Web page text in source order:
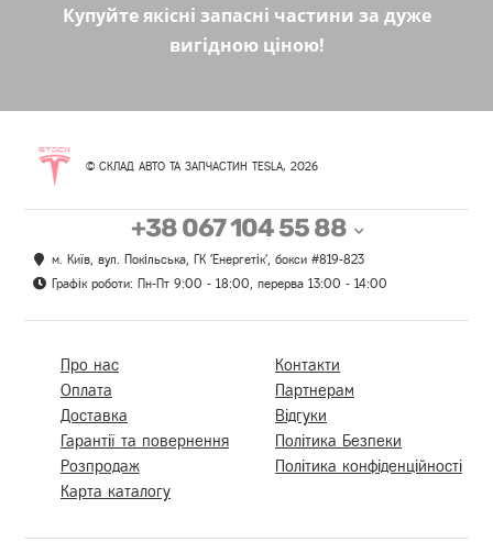
Купуйте якісні запасні частини за дуже
вигідною ціною!
© СКЛАД АВТО ТА ЗАПЧАСТИН TESLA, 2026
+38 067 104 55 88
м. Київ, вул. Покільська, ГК 'Енергетік', бокси #819-823
Графік роботи: Пн-Пт 9:00 - 18:00, перерва 13:00 - 14:00
Про нас
Оплата
Доставка
Гарантії та повернення
Розпродаж
Карта каталогу
Контакти
Партнерам
Відгуки
Політика Безпеки
Політика конфіденційності